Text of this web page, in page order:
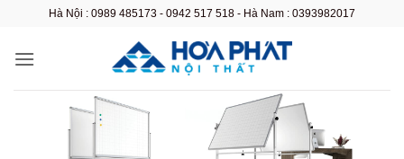
nội
Hà Nội : 0989 485173 - 0942 517 518 - Hà Nam : 0393982017